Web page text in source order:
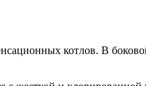
котлов. В